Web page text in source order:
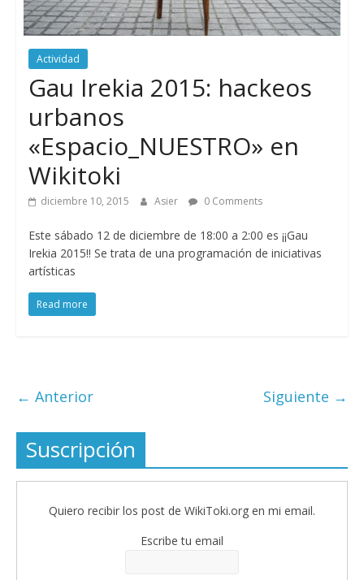
Actividad
Gau Irekia 2015: hackeos
urbanos
«Espacio_NUESTRO» en
Wikitoki
diciembre 10, 2015 Asier 0 Comments
Este sábado 12 de diciembre de 18:00 a 2:00 es ¡¡Gau
Irekia 2015!! Se trata de una programación de iniciativas
artísticas
Read more
← Anterior Siguiente →
Suscripción
Quiero recibir los post de WikiToki.org en mi email.
Escribe tu email